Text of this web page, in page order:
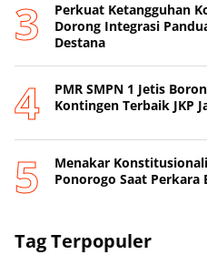
Perkuat Ketangguhan
Dorong Integrasi
Destana
PMR SMPN 1 Jetis
Kontingen Terbaik JKP
Menakar
Ponorogo Saat
Tag Terpopuler